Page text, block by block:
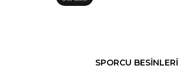
SPORCU BESİNLERİ